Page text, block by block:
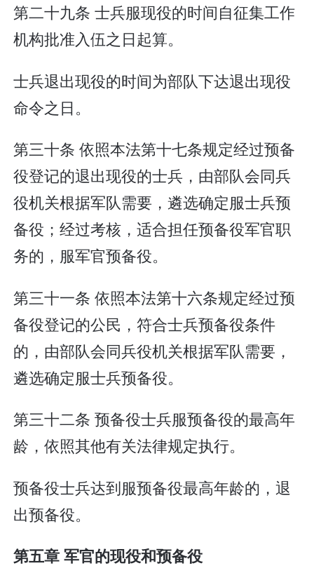
第二十九条 士兵服现役的时间自征集工作
机构批准入伍之日起算。
士兵退出现役的时间为部队下达退出现役
命令之日。
第三十条 依照本法第十七条规定经过预备
役登记的退出现役的士兵，由部队会同兵
役机关根据军队需要，遴选确定服士兵预
备役；经过考核，适合担任预备役军官职
务的，服军官预备役。
第三十一条 依照本法第十六条规定经过预
备役登记的公民，符合士兵预备役条件
的，由部队会同兵役机关根据军队需要，
遴选确定服士兵预备役。
第三十二条 预备役士兵服预备役的最高年
龄，依照其他有关法律规定执行。
预备役士兵达到服预备役最高年龄的，退
出预备役。
第五章 军官的现役和预备役